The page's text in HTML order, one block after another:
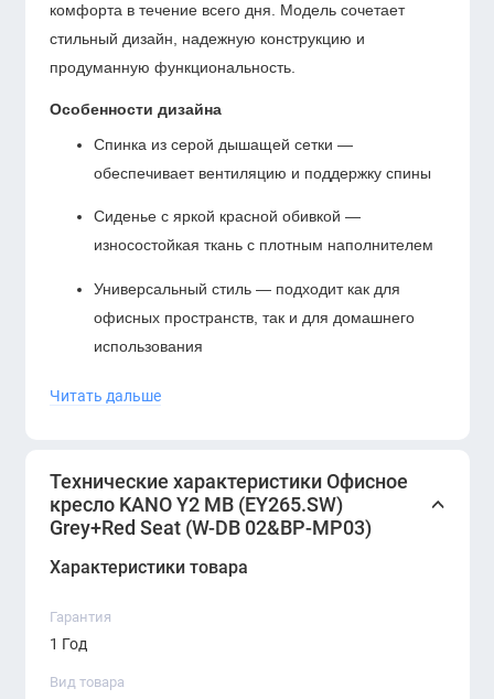
комфорта в течение всего дня. Модель сочетает
стильный дизайн, надежную конструкцию и
продуманную функциональность.
Особенности дизайна
Спинка из серой дышащей сетки —
обеспечивает вентиляцию и поддержку спины
Сиденье с яркой красной обивкой —
износостойкая ткань с плотным наполнителем
Универсальный стиль — подходит как для
офисных пространств, так и для домашнего
использования
Функциональность и комфорт
Регулировка высоты сиденья— с помощью
надёжного газлифта
Регулируемые подлокотники
Читать дальше
Технические характеристики Офисное
кресло KANO Y2 MB (EY265.SW)
Grey+Red Seat (W-DB 02&BP-MP03)
Характеристики товара
Гарантия
1 Год
Вид товара